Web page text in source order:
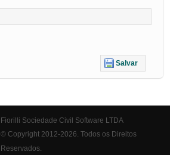
Salvar
Fiorilli Sociedade Civil Software LTDA
© Copyright 2012-2026. Todos os Direitos
Reservados.